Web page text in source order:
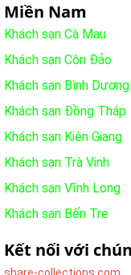
Miền Nam
Khách sạn Cà Mau
Khách sạn Côn Đảo
Khách sạn Bình Dương
Khách sạn Đồng Tháp
Khách sạn Kiên Giang
Khách sạn Trà Vinh
Khách sạn Vĩnh Long
Khách sạn Bến Tre
Kết nối với